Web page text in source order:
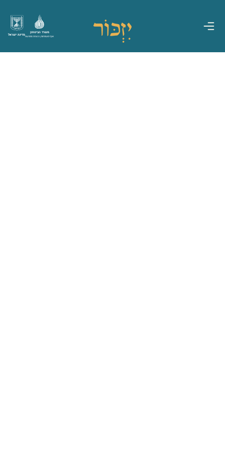
מדינת ישראל
משרד הביטחון
אגף משפחות, הנצחה ומורשת